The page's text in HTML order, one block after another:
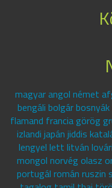
magyar angol német
bengáli bolgár
flamand francia görög
izlandi japán jiddis
lengyel lett litván
mongol norvég olasz
portugál román ruszin